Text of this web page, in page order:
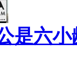
是六